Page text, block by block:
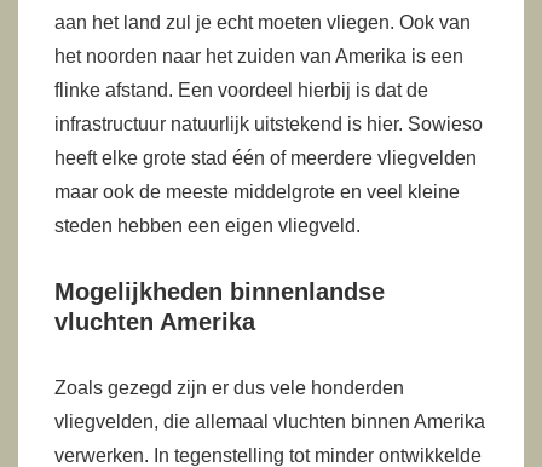
aan het land zul je echt moeten vliegen. Ook van
het noorden naar het zuiden van Amerika is een
flinke afstand. Een voordeel hierbij is dat de
infrastructuur natuurlijk uitstekend is hier. Sowieso
heeft elke grote stad één of meerdere vliegvelden
maar ook de meeste middelgrote en veel kleine
steden hebben een eigen vliegveld.
Mogelijkheden binnenlandse
vluchten Amerika
Zoals gezegd zijn er dus vele honderden
vliegvelden, die allemaal vluchten binnen Amerika
verwerken. In tegenstelling tot minder ontwikkelde